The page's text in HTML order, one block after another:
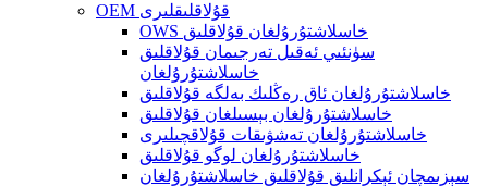
OEM قۇلاقلىقلىرى
OWS خاسلاشتۇرۇلغان قۇلاقلىق
سۈنئىي ئەقىل تەرجىمان قۇلاقلىق
خاسلاشتۇرۇلغان
خاسلاشتۇرۇلغان ئاق رەڭلىك بەلگە قۇلاقلىق
خاسلاشتۇرۇلغان بېسىلغان قۇلاقلىق
خاسلاشتۇرۇلغان تەشۋىقات قۇلاقچىلىرى
خاسلاشتۇرۇلغان لوگو قۇلاقلىق
سېزىمچان ئېكرانلىق قۇلاقلىق خاسلاشتۇرۇلغان